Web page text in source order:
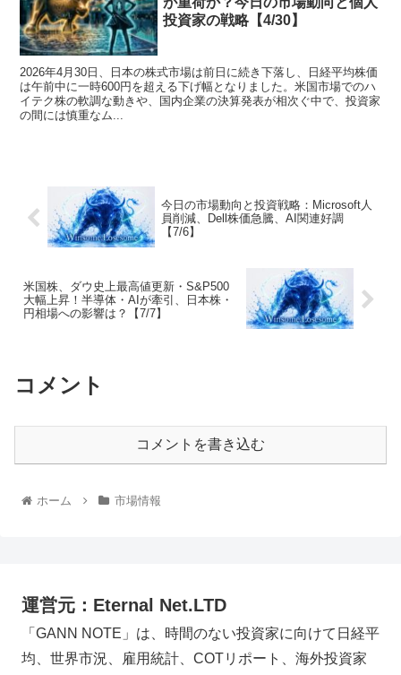
投資家の戦略【4/30】
2026年4月30日、日本の株式市場は前日に続き下落し、日経平均株価
は午前中に一時600円を超える下げ幅となりました。米国市場でのハ
イテク株の軟調な動きや、国内企業の決算発表が相次ぐ中で、投資家
の間には慎重なム...
今日の市場動向と投資戦略：Microsoft人
員削減、Dell株価急騰、AI関連好調
【7/6】
米国株、ダウ史上最高値更新・S&P500
大幅上昇！半導体・AIが牽引、日本株・
円相場への影響は？【7/7】
コメント
コメントを書き込む
ホーム 市場情報
運営元：Eternal Net.LTD
「GANN NOTE」は、時間のない投資家に向けて日経平
均、世界市況、雇用統計、COTリポート、海外投資家